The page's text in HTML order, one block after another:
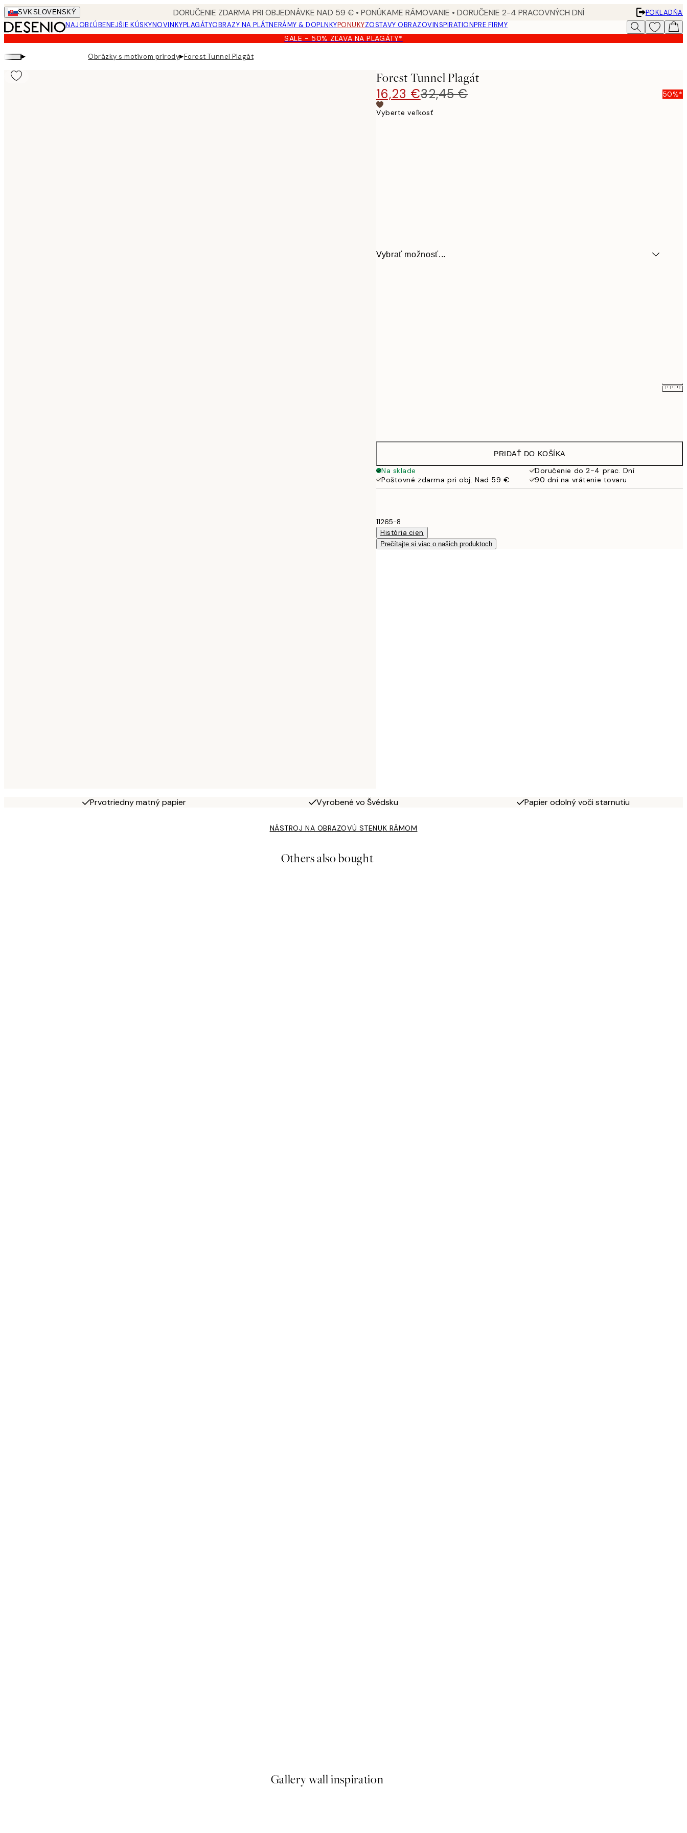
Skip
to
main
content.
SVKSLOVENSKÝ DORUČENIE ZDARMA PRI OBJEDNÁVKE NAD 59 € • PONÚKAME RÁMOVANIE • DORUČENIE 2-4 PRACOVNÝCH DNÍ
POKLADŇA
NAJOBĽÚBENEJŠIE KÚSKYNOVINKYPLAGÁTYOBRAZY NA PLÁTNERÁMY & DOPLNKYPONUKYZOSTAVY OBRAZOVINSPIRATIONPRE FIRMY
SALE - 50% ZĽAVA NA PLAGÁTY*
▸ Obrázky s motívom prírody▸Forest Tunnel Plagát
Forest Tunnel Plagát
16,23 €32,45 € 50%*
Vyberte veľkosť
Vybrať možnosť...
PRIDAŤ DO KOŠÍKA
Na sklade
Doručenie do 2-4 prac. Dní
Poštovné zdarma pri obj. Nad 59 €
90 dní na vrátenie tovaru
11265-8
História cien
Prečítajte si viac o našich produktoch
Prvotriedny matný papier Vyrobené vo Švédsku Papier odolný voči starnutiu
NÁSTROJ NA OBRAZOVÚ STENUK RÁMOM
Others also bought
Gallery wall inspiration